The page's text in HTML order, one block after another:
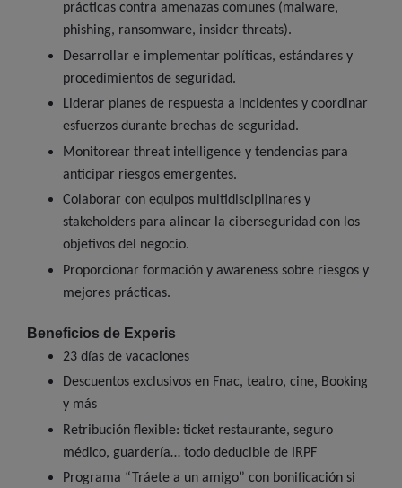
prácticas contra amenazas comunes (malware,
phishing, ransomware, insider threats).
Desarrollar e implementar políticas, estándares y
procedimientos de seguridad.
Liderar planes de respuesta a incidentes y coordinar
esfuerzos durante brechas de seguridad.
Monitorear threat intelligence y tendencias para
anticipar riesgos emergentes.
Colaborar con equipos multidisciplinares y
stakeholders para alinear la ciberseguridad con los
objetivos del negocio.
Proporcionar formación y awareness sobre riesgos y
mejores prácticas.
Beneficios de Experis
23 días de vacaciones
Descuentos exclusivos en Fnac, teatro, cine, Booking
y más
Retribución flexible: ticket restaurante, seguro
médico, guardería… todo deducible de IRPF
Programa “Tráete a un amigo” con bonificación si